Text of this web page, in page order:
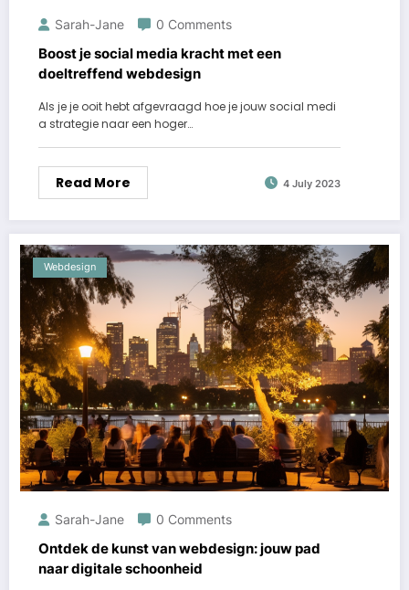
Sarah-Jane 0 Comments
Boost je social media kracht met een
doeltreffend webdesign
Als je je ooit hebt afgevraagd hoe je jouw social medi
a strategie naar een hoger…
Read More 4 July 2023
Webdesign
Sarah-Jane 0 Comments
Ontdek de kunst van webdesign: jouw pad
naar digitale schoonheid